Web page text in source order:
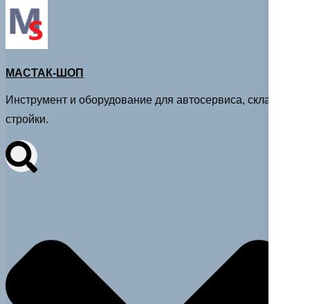
МАСТАК-ШОП
Инструмент и оборудование для автосервиса, склада и
стройки.